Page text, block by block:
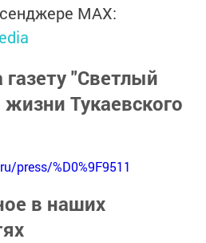
MАХ:
"Светлый
жизни Тукаевского
press/%D0%9F9511
в наших